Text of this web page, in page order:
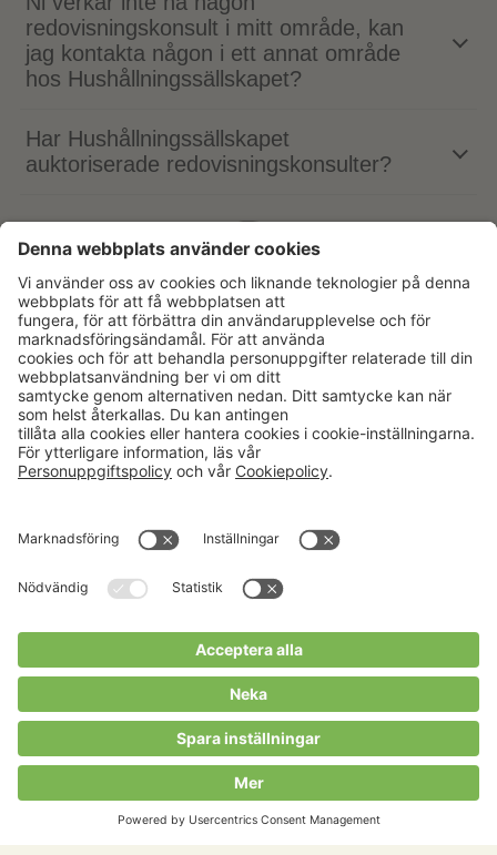
redovisningskonsult i mitt område, kan
jag kontakta någon i ett annat område
hos Hushållningssällskapet?
Har Hushållningssällskapet
auktoriserade redovisningskonsulter?
Karriär
Kalender
Verksamheter
Om Hushållningssällskapet
Hushållningssällskapens
Tjänster
Välkommen till Portalen!
Cookies m.m.
Cookies
Allmänna villkor